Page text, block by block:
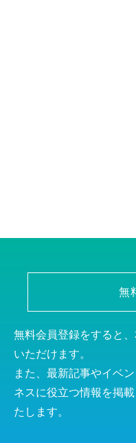
無
無料会員登録をすると
いただけます。
また、最新記事やイベ
ネスに役立つ情報を掲
たします。